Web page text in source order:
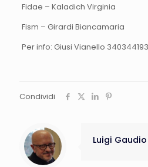
Fidae – Kaladich Virginia
Fism – Girardi Biancamaria
Per info: Giusi Vianello
Condividi
Luigi Gaudio